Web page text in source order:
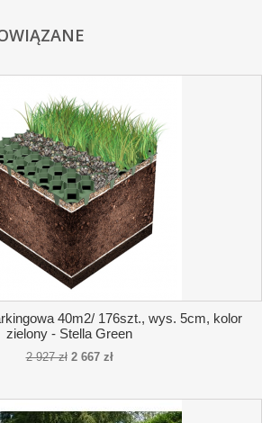
40m2/ 176szt., wys. 5cm, kolor
zielony - Stella Green
2 927 zł 2 667 zł